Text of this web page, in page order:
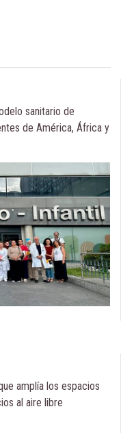
sanitario de
de América, África y
amplía los espacios
al aire libre